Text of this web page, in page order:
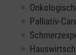
Palliativ-